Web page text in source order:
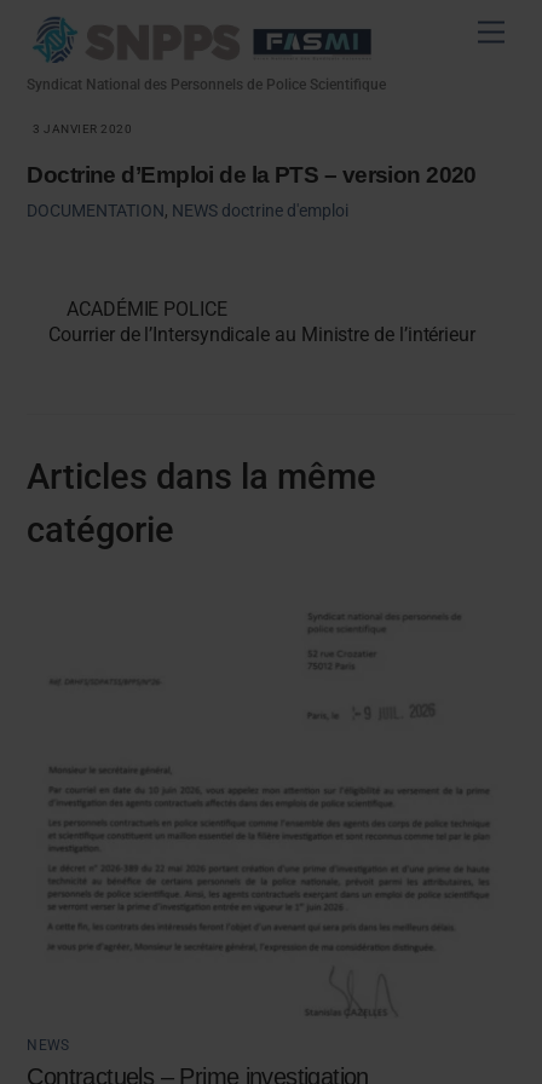
Syndicat National des Personnels de Police Scientifique
3 JANVIER 2020
Doctrine d’Emploi de la PTS – version 2020
DOCUMENTATION, NEWS doctrine d'emploi
ACADÉMIE POLICE
Courrier de l’Intersyndicale au Ministre de l’intérieur
Articles dans la même
catégorie
NEWS
Contractuels – Prime investigation